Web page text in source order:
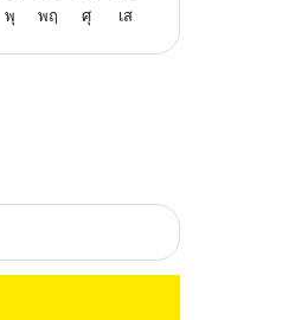
พุ พฤ ศุ เส